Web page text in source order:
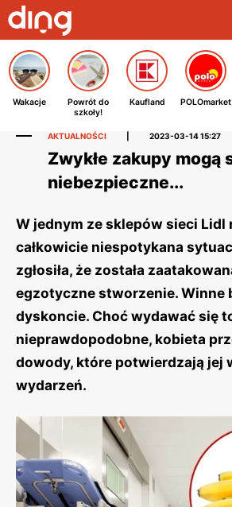
Wakacje
Powrót do
szkoły!
Kaufland POLOmarket
AKTUALNOŚCI 2023-03-14 15:27
Zwykłe zakupy mogą
niebezpieczne...
W jednym ze sklepów sieci Lidl
całkowicie niespotykana
zgłosiła, że została
egzotyczne stworzenie. Winne
dyskoncie. Choć wydawać się
nieprawdopodobne, kobieta
dowody, które potwierdzają jej
wydarzeń.